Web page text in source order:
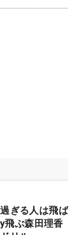
ぎる人は飛ば
ぶ森田理香